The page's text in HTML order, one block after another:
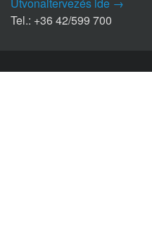
Tel.: +36 42/599 700